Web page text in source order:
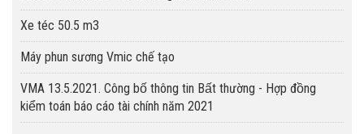
Xe téc 50.5 m3
Máy phun sương Vmic chế tạo
VMA 13.5.2021. Công bố thông tin Bất thường - Hợp đồng
kiểm toán báo cáo tài chính năm 2021